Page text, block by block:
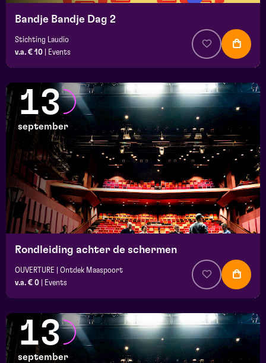
Bandje Bandje Dag 2
Stichting Laudio
v.a. € 10
Events
13
september
Rondleiding achter de schermen
OUVERTURE | Ontdek Maaspoort
v.a. € 0
Events
13
september